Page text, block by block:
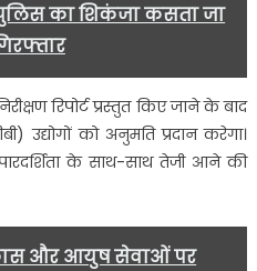
का शिकंजा कसता जा
रिपोर्ट प्रस्तुत किए जाने के बाद
उद्योगों को अनुमति प्रदान करेगा।
के साथ-साथ तेजी आने की
और आयुष सेवाओं पर